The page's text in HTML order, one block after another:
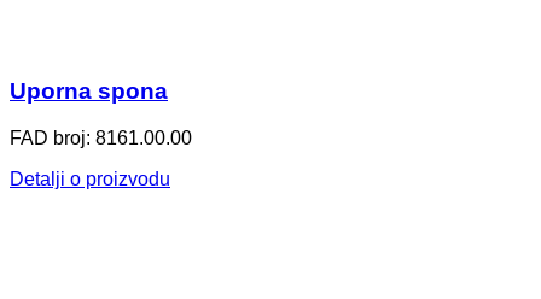
Uporna spona
FAD broj: 8161.00.00
Detalji o proizvodu